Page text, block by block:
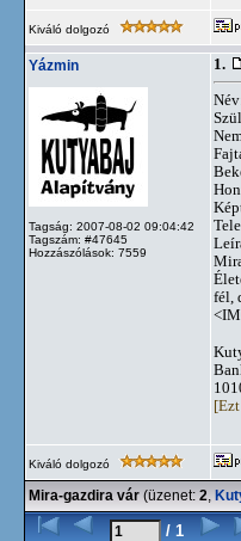
Kiváló dolgozó
Yázmin
Tagság: 2007-08-02 09:04:42
Tagszám: #47645
Hozzászólások: 7559
1.
fél,
Kiváló dolgozó
Mira-gazdira vár (üzenet: 2,
/ 1